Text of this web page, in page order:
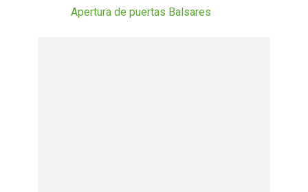
Apertura de puertas Balsares